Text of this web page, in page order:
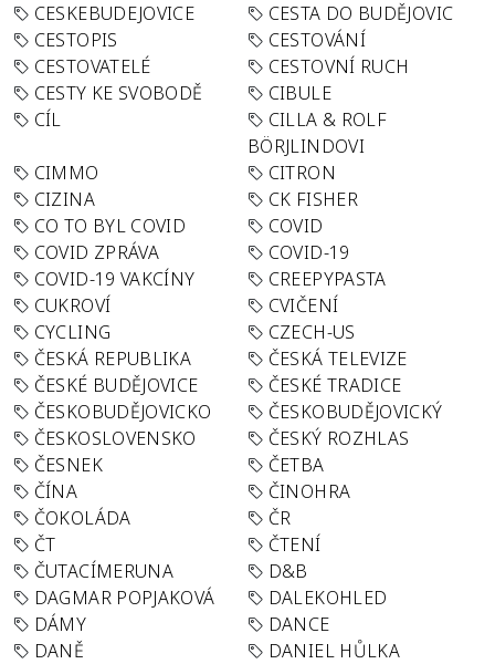
CESKEBUDEJOVICE
CESTA DO BUDĚJOVIC
CESTOPIS
CESTOVÁNÍ
CESTOVATELÉ
CESTOVNÍ RUCH
CESTY KE SVOBODĚ
CIBULE
CÍL
CILLA & ROLF
BÖRJLINDOVI
CIMMO
CITRON
CIZINA
CK FISHER
CO TO BYL COVID
COVID
COVID ZPRÁVA
COVID-19
COVID-19 VAKCÍNY
CREEPYPASTA
CUKROVÍ
CVIČENÍ
CYCLING
CZECH-US
ČESKÁ REPUBLIKA
ČESKÁ TELEVIZE
ČESKÉ BUDĚJOVICE
ČESKÉ TRADICE
ČESKOBUDĚJOVICKO
ČESKOBUDĚJOVICKÝ
ČESKOSLOVENSKO
ČESKÝ ROZHLAS
ČESNEK
ČETBA
ČÍNA
ČINOHRA
ČOKOLÁDA
ČR
ČT
ČTENÍ
ČUTACÍMERUNA
D&B
DAGMAR POPJAKOVÁ
DALEKOHLED
DÁMY
DANCE
DANĚ
DANIEL HŮLKA